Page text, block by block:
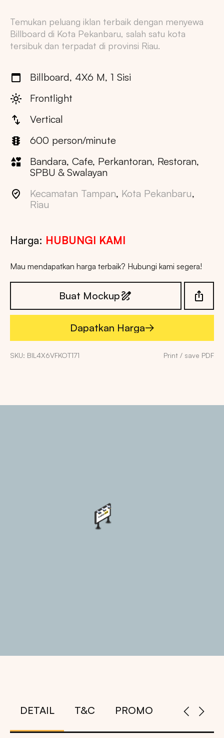
Temukan peluang iklan terbaik dengan menyewa
Billboard di Kota Pekanbaru, salah satu kota
tersibuk dan terpadat di provinsi Riau.
Billboard, 4X6 M, 1 Sisi
Frontlight
Vertical
600 person/minute
Bandara, Cafe, Perkantoran, Restoran,
SPBU & Swalayan
Kecamatan Tampan, Kota Pekanbaru,
Riau
Harga: HUBUNGI KAMI
Mau mendapatkan harga terbaik? Hubungi kami segera!
Buat Mockup
Dapatkan Harga
Dapatkan Harga
SKU: BIL4X6VFKOT171 Print / save PDF
DETAIL T&C PROMO
Copy